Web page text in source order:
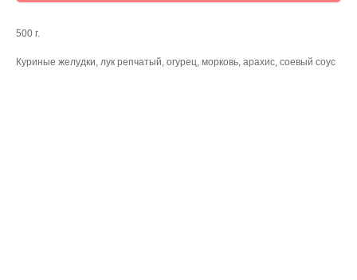
500 г.
Куриные желудки, лук репчатый, огурец, морковь, арахис, соевый соус